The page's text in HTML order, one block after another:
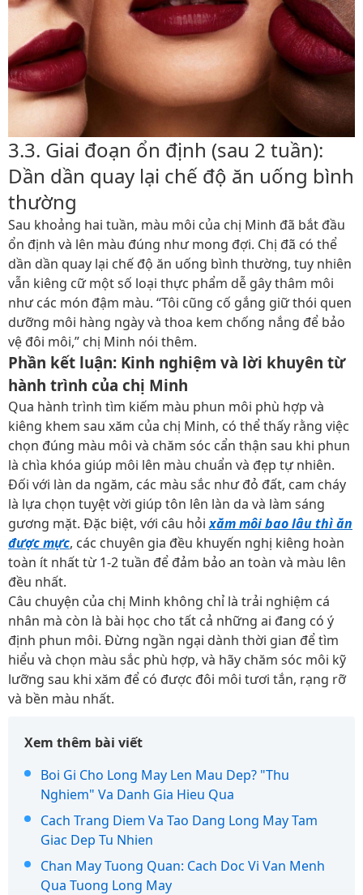
3.3. Giai đoạn ổn định (sau 2 tuần):
Dần dần quay lại chế độ ăn uống bình
thường
Sau khoảng hai tuần, màu môi của chị Minh đã bắt đầu
ổn định và lên màu đúng như mong đợi. Chị đã có thể
dần dần quay lại chế độ ăn uống bình thường, tuy nhiên
vẫn kiêng cữ một số loại thực phẩm dễ gây thâm môi
như các món đậm màu. “Tôi cũng cố gắng giữ thói quen
dưỡng môi hàng ngày và thoa kem chống nắng để bảo
vệ đôi môi,” chị Minh nói thêm.
Phần kết luận: Kinh nghiệm và lời khuyên từ
hành trình của chị Minh
Qua hành trình tìm kiếm màu phun môi phù hợp và
kiêng khem sau xăm của chị Minh, có thể thấy rằng việc
chọn đúng màu môi và chăm sóc cẩn thận sau khi phun
là chìa khóa giúp môi lên màu chuẩn và đẹp tự nhiên.
Đối với làn da ngăm, các màu sắc như đỏ đất, cam cháy
là lựa chọn tuyệt vời giúp tôn lên làn da và làm sáng
gương mặt. Đặc biệt, với câu hỏixăm môi bao lâu thì ăn
được mực, các chuyên gia đều khuyến nghị kiêng hoàn
toàn ít nhất từ 1-2 tuần để đảm bảo an toàn và màu lên
đều nhất.
Câu chuyện của chị Minh không chỉ là trải nghiệm cá
nhân mà còn là bài học cho tất cả những ai đang có ý
định phun môi. Đừng ngần ngại dành thời gian để tìm
hiểu và chọn màu sắc phù hợp, và hãy chăm sóc môi kỹ
lưỡng sau khi xăm để có được đôi môi tươi tắn, rạng rỡ
và bền màu nhất.
Xem thêm bài viết
Boi Gi Cho Long May Len Mau Dep? "Thu
Nghiem" Va Danh Gia Hieu Qua
Cach Trang Diem Va Tao Dang Long May Tam
Giac Dep Tu Nhien
Chan May Tuong Quan: Cach Doc Vi Van Menh
Qua Tuong Long May